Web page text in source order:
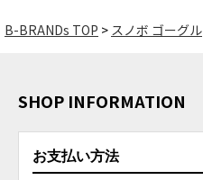
B-BRANDs TOP スノボ ゴーグル
SHOP INFORMATION
お支払い方法